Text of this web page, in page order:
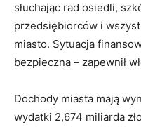
słuchając rad osiedli,
przedsiębiorców i
miasto. Sytuacja
bezpieczna – zapewnił
Dochody miasta mają
wydatki 2,674 miliarda